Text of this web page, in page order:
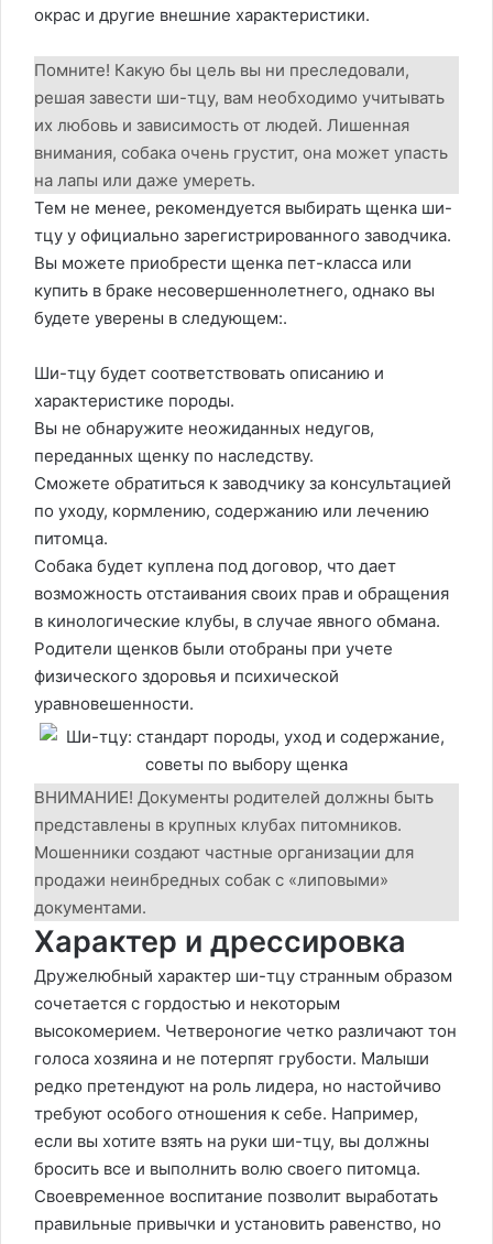
окрас и другие внешние характеристики.
Помните! Какую бы цель вы ни преследовали,
решая завести ши-тцу, вам необходимо учитывать
их любовь и зависимость от людей. Лишенная
внимания, собака очень грустит, она может упасть
на лапы или даже умереть.
Тем не менее, рекомендуется выбирать щенка ши-
тцу у официально зарегистрированного заводчика.
Вы можете приобрести щенка пет-класса или
купить в браке несовершеннолетнего, однако вы
будете уверены в следующем:.
Ши-тцу будет соответствовать описанию и
характеристике породы.
Вы не обнаружите неожиданных недугов,
переданных щенку по наследству.
Сможете обратиться к заводчику за консультацией
по уходу, кормлению, содержанию или лечению
питомца.
Собака будет куплена под договор, что дает
возможность отстаивания своих прав и обращения
в кинологические клубы, в случае явного обмана.
Родители щенков были отобраны при учете
физического здоровья и психической
уравновешенности.
ВНИМАНИЕ! Документы родителей должны быть
представлены в крупных клубах питомников.
Мошенники создают частные организации для
продажи неинбредных собак с «липовыми»
документами.
Характер и дрессировка
Дружелюбный характер ши-тцу странным образом
сочетается с гордостью и некоторым
высокомерием. Четвероногие четко различают тон
голоса хозяина и не потерпят грубости. Малыши
редко претендуют на роль лидера, но настойчиво
требуют особого отношения к себе. Например,
если вы хотите взять на руки ши-тцу, вы должны
бросить все и выполнить волю своего питомца.
Своевременное воспитание позволит выработать
правильные привычки и установить равенство, но